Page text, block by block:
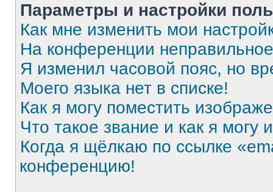
Параметры и настройки
Как мне изменить мои
На конференции
Я изменил часовой пояс, но
Моего языка нет в списке!
Как я могу поместить
Что такое звание и как я могу
Когда я щёлкаю по ссылке
конференцию!